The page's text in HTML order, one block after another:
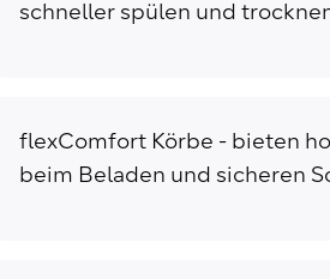
schneller spülen und
flexComfort Körbe - bieten
beim Beladen und sicheren